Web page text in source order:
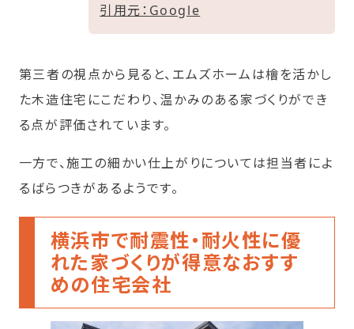
引用元：Google
第三者の視点から見ると、エムズホームは檜を活かし
た木造住宅にこだわり、温かみのある家づくりができ
る点が評価されています。
一方で、施工の細かい仕上がりについては担当者によ
るばらつきがあるようです。
横浜市で耐震性・耐火性に優
れた家づくりが得意なおすす
めの住宅会社